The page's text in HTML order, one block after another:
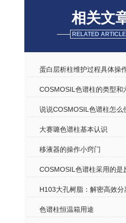
相关文
RELATED
COSMOSIL色谱柱的类型和
大赛璐色谱柱基本认识
移液器的操作小窍门
H103大孔树脂：解密高效分
色谱柱恒温箱用途